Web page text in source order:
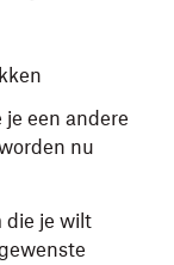
een andere
nu
die je wilt